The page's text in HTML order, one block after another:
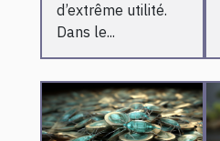
d’extrême utilité.
Dans le...